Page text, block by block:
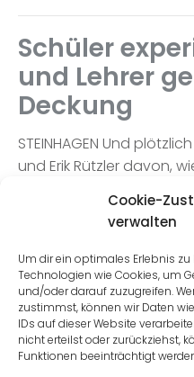
Cookie-
verwalten
Um dir ein optimales Erlebnis
Technologien wie Cookies, um
und/oder darauf zuzugreifen.
zustimmst, können wir Daten
IDs auf dieser Website
nicht erteilst oder zurückziehst,
Funktionen beeinträchtigt
Schüler
und Lehrer
Deckung
STEINHAGEN Und
und Erik Rützler davon,
verdächtig – und etwas
explosive
Grund.
Read more